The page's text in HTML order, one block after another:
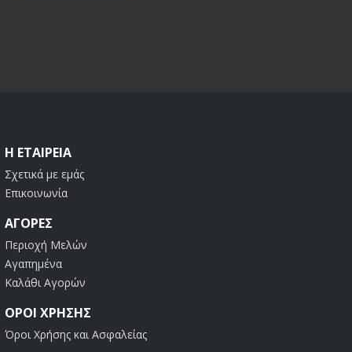
Η ΕΤΑΙΡΕΊΑ
Σχετικά με εμάς
Επικοινωνία
ΑΓΟΡΈΣ
Περιοχή Μελών
Αγαπημένα
Καλάθι Αγορών
ΟΡΟΙ ΧΡΗΣΗΣ
Όροι Χρήσης και Ασφαλείας